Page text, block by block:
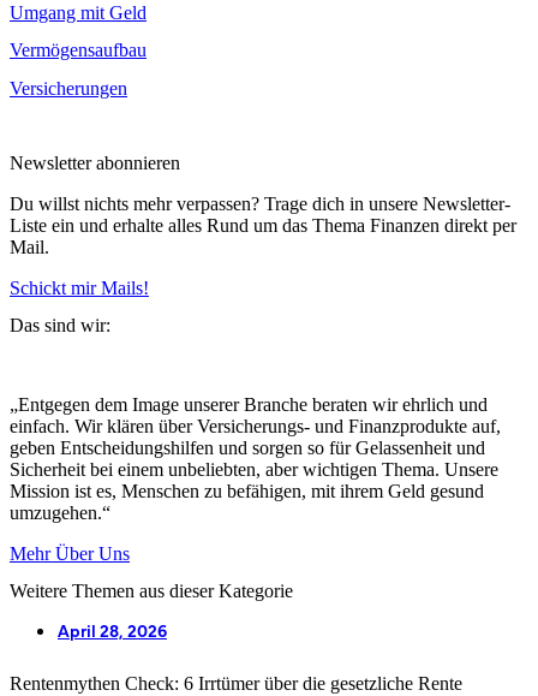
Umgang mit Geld
Vermögensaufbau
Versicherungen
Newsletter abonnieren
Du willst nichts mehr verpassen? Trage dich in unsere Newsletter-
Liste ein und erhalte alles Rund um das Thema Finanzen direkt per
Mail.
Schickt mir Mails!
Das sind wir:
„Entgegen dem Image unserer Branche beraten wir ehrlich und
einfach. Wir klären über Versicherungs- und Finanzprodukte auf,
geben Entscheidungshilfen und sorgen so für Gelassenheit und
Sicherheit bei einem unbeliebten, aber wichtigen Thema. Unsere
Mission ist es, Menschen zu befähigen, mit ihrem Geld gesund
umzugehen.“
Mehr Über Uns
Weitere Themen aus dieser Kategorie
April 28, 2026
Rentenmythen Check: 6 Irrtümer über die gesetzliche Rente